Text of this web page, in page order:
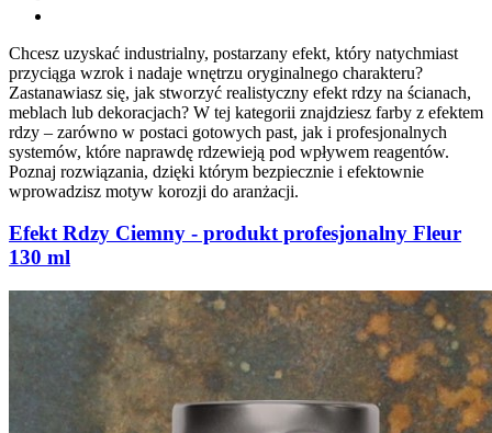
Chcesz uzyskać industrialny, postarzany efekt, który natychmiast
przyciąga wzrok i nadaje wnętrzu oryginalnego charakteru?
Zastanawiasz się, jak stworzyć realistyczny efekt rdzy na ścianach,
meblach lub dekoracjach? W tej kategorii znajdziesz farby z efektem
rdzy – zarówno w postaci gotowych past, jak i profesjonalnych
systemów, które naprawdę rdzewieją pod wpływem reagentów.
Poznaj rozwiązania, dzięki którym bezpiecznie i efektownie
wprowadzisz motyw korozji do aranżacji.
Efekt Rdzy Ciemny - produkt profesjonalny Fleur
130 ml